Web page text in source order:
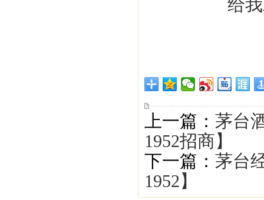
上一篇： 茅台
1952招商】
下一篇： 茅台
1952】